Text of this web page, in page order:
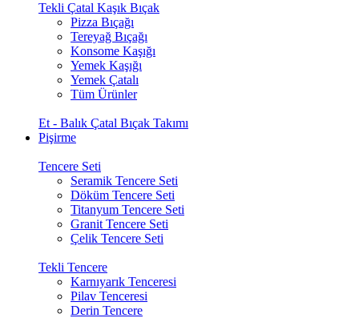
Tekli Çatal Kaşık Bıçak
Pizza Bıçağı
Tereyağ Bıçağı
Konsome Kaşığı
Yemek Kaşığı
Yemek Çatalı
Tüm Ürünler
Et - Balık Çatal Bıçak Takımı
Pişirme
Tencere Seti
Seramik Tencere Seti
Döküm Tencere Seti
Titanyum Tencere Seti
Granit Tencere Seti
Çelik Tencere Seti
Tekli Tencere
Karnıyarık Tenceresi
Pilav Tenceresi
Derin Tencere